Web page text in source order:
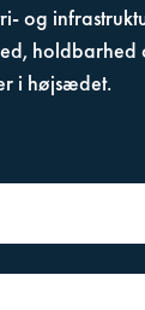
og
holdbarhed
i højsædet.